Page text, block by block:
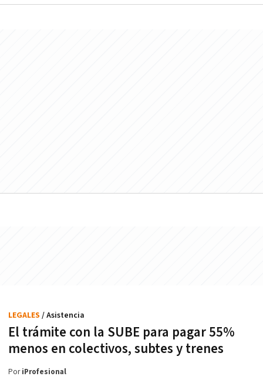
El trámite con la SUBE para pagar 55%
menos en colectivos, subtes y trenes
LEGALES / Asistencia
PoriProfesional